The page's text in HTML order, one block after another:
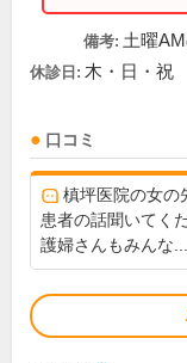
備考: 土曜
休診日: 木・日・祝
口コミ
槙坪医院の女の
患者の話聞いてく
護婦さんもみんな...